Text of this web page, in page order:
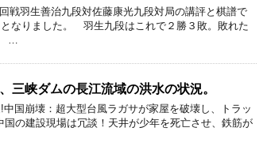
戦羽生善治九段対佐藤康光九段対局の講評と棋譜で
なりました。 羽生九段はこれで２勝３敗。敗れた
…
三峡ダムの長江流域の洪水の状況。
国崩壊：超大型台風ラガサが家屋を破壊し、トラッ
の建設現場は冗談！天井が少年を死亡させ、鉄筋が